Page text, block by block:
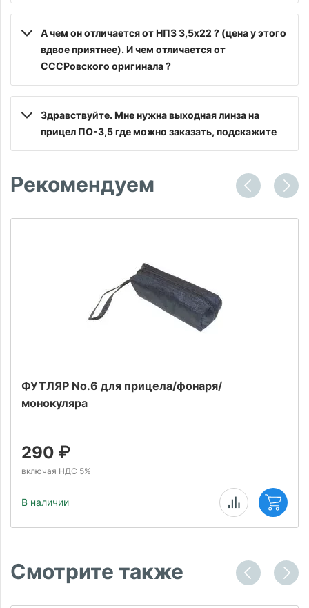
А чем он отличается от НПЗ 3,5х22 ? (цена у этого
вдвое приятнее). И чем отличается от
СССРовского оригинала ?
Здравствуйте. Мне нужна выходная линза на
прицел ПО-3,5 где можно заказать, подскажите
Рекомендуем
ФУТЛЯР No.6 для прицела/фонаря/
монокуляра
290 ₽
включая НДС 5%
В наличии
Смотрите также